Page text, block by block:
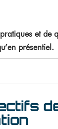
et de
présentiel.